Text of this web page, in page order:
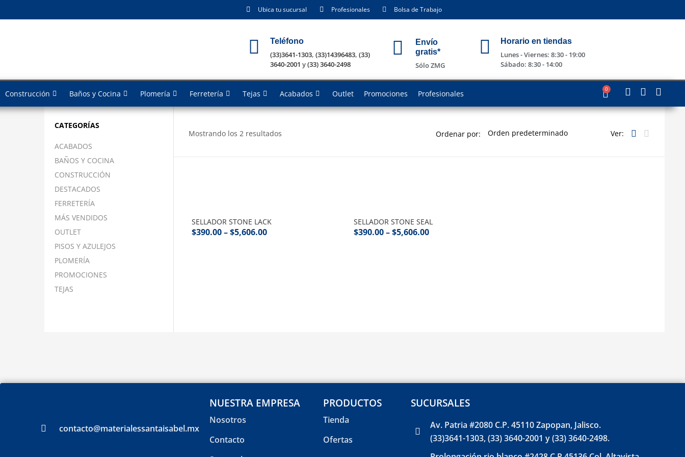
Ubica tu sucursal Profesionales Bolsa de Trabajo
Teléfono
(33)3641-1303, (33)14396483, (33)
3640-2001 y(33) 3640-2498
Envío
gratis*
Sólo ZMG
Horario en tiendas
Lunes - Viernes: 8:30 - 19:00
Sábado: 8:30 - 14:00
Construcción Baños y Cocina Plomería Ferretería Tejas Acabados Outlet Promociones Profesionales 0
CATEGORÍAS
ACABADOS
BAÑOS Y COCINA
CONSTRUCCIÓN
DESTACADOS
FERRETERÍA
MÁS VENDIDOS
OUTLET
PISOS Y AZULEJOS
PLOMERÍA
PROMOCIONES
TEJAS
Mostrando los 2 resultados Ordenar por: Ver:
SELLADOR STONE LACK
$390.00–$5,606.00
SELLADOR STONE SEAL
$390.00–$5,606.00
contacto@materialessantaisabel.mx
NUESTRA EMPRESA
Nosotros
Contacto
PRODUCTOS
Tienda
Ofertas
SUCURSALES
Av. Patria #2080 C.P. 45110 Zapopan, Jalisco.
(33)3641-1303, (33) 3640-2001 y (33) 3640-2498.